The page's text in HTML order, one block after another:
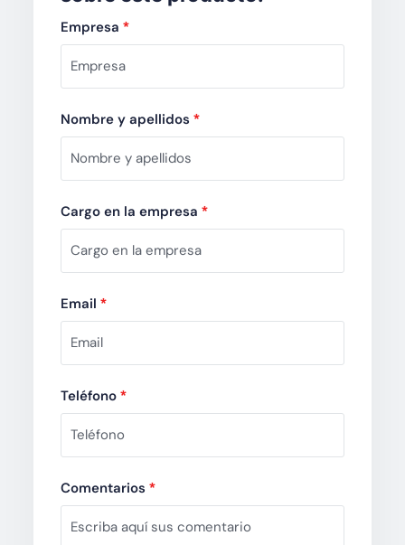
Empresa *
Nombre y apellidos *
Cargo en la empresa *
Email *
Teléfono *
Comentarios *